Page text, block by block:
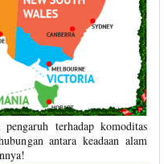
terhadap komoditas
antara keadaan alam